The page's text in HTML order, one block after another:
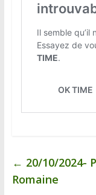
← 20/10/2024-
Romaine